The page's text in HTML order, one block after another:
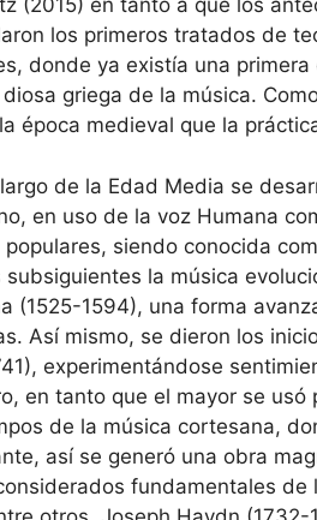
(2015) en tanto a que los
los primeros tratados de
donde ya existía una
diosa griega de la música.
época medieval que la
de la Edad Media se
en uso de la voz Humana
populares, siendo conocida
subsiguientes la música
(1525-1594), una forma
Así mismo, se dieron los
experimentándose
en tanto que el mayor se
de la música cortesana,
así se generó una obra
fundamentales